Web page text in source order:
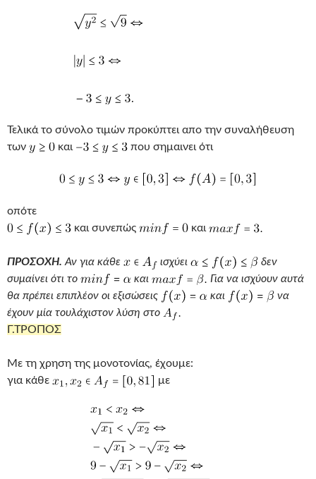
Τελικά το σύνολο τιμών προκύπτει απο την συναλήθευση
των
και που σημαινει ότι
οπότε
και συνεπώς
και
ΠΡΟΣΟΧΗ. Αν για κάθε ισχύει
δεν
συμαίνει ότι το
και
Για να ισχύουν αυτά
θα πρέπει επιπλέον οι εξισώσεις
και
να
έχουν μία τουλάχιστον λύση στο
Γ.ΤΡΟΠΟΣ
Με τη χρηση της μονοτονίας, έχουμε:
για κάθε
με